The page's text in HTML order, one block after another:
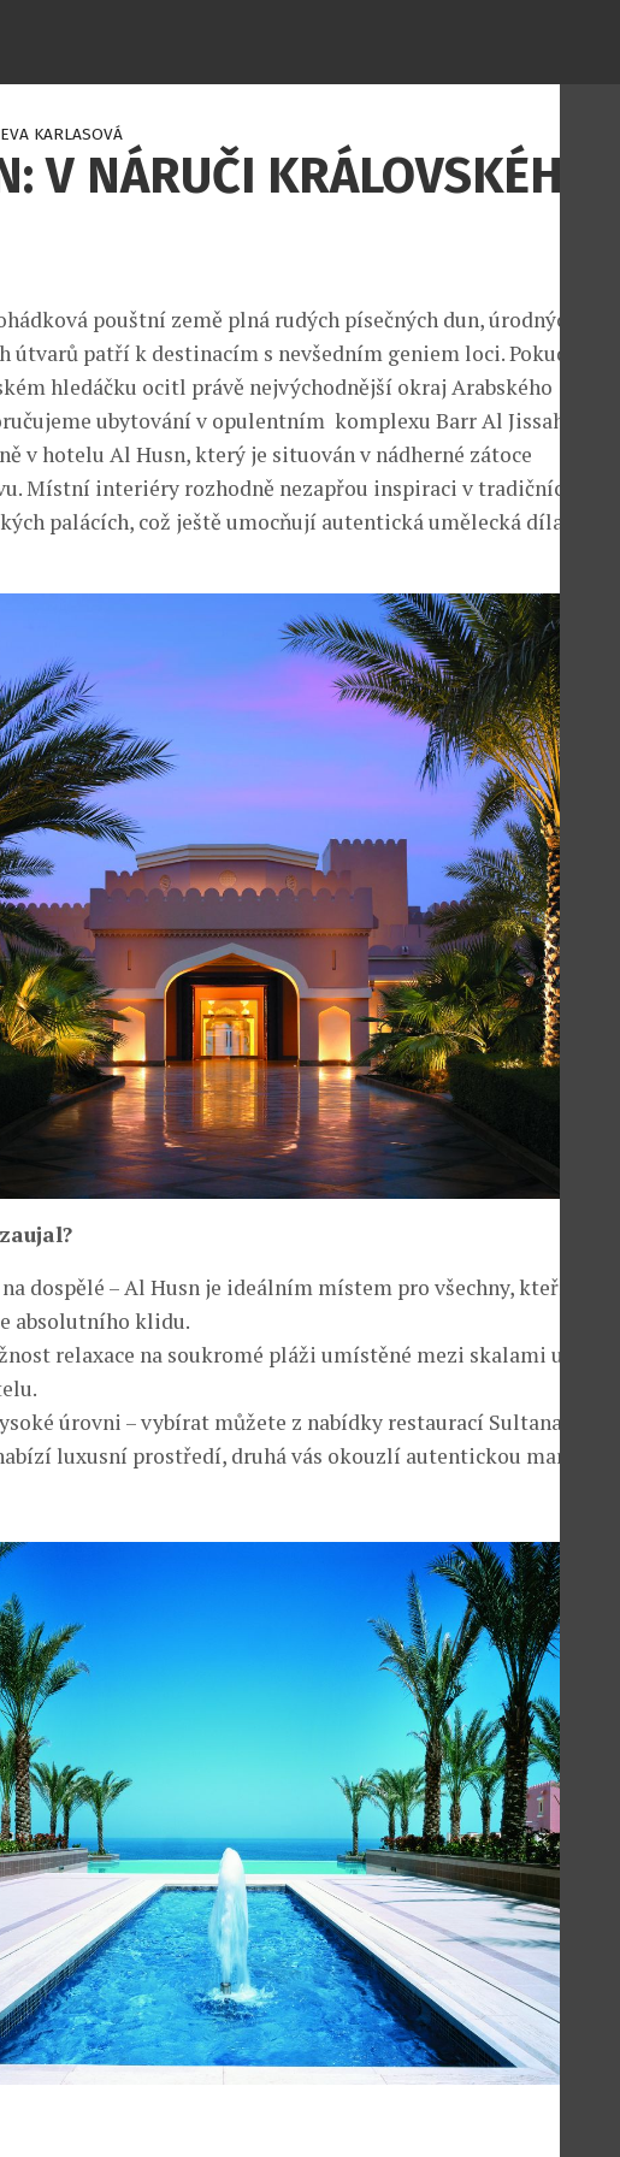
EVA KARLASOVÁ
V NÁRUČI KRÁLOVSKÉHO
pouštní země plná rudých písečných dun, úrodných
útvarů patří k destinacím s nevšedním geniem loci. Pokud se ve
hledáčku ocitl právě nejvýchodnější okraj Arabského
ubytování v opulentním komplexu Barr Al Jissah Resort
v hotelu Al Husn, který je situován v nádherné zátoce
Místní interiéry rozhodně nezapřou inspiraci v tradičních
palácích, což ještě umocňují autentická umělecká díla.
dospělé – Al Husn je ideálním místem pro všechny, kteří si
absolutního klidu.
relaxace na soukromé pláži umístěné mezi skalami určené
úrovni – vybírat můžete z nabídky restaurací Sultanah a
luxusní prostředí, druhá vás okouzlí autentickou marockou